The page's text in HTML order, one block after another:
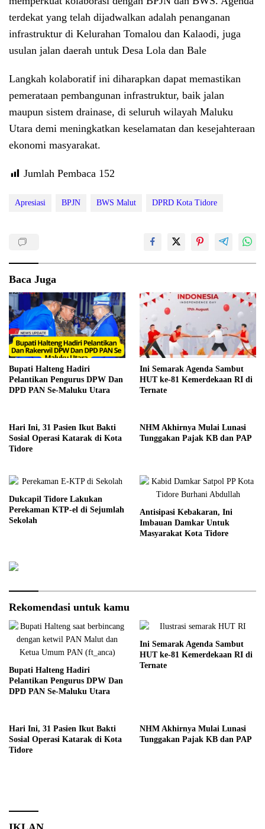
terdekat yang telah dijadwalkan adalah penanganan
infrastruktur di Kelurahan Tomalou dan Kalaodi, juga
usulan jalan daerah untuk Desa Lola dan Bale
​Langkah kolaboratif ini diharapkan dapat memastikan
pemerataan pembangunan infrastruktur, baik jalan
maupun sistem drainase, di seluruh wilayah Maluku
Utara demi meningkatkan keselamatan dan kesejahteraan
ekonomi masyarakat.
Jumlah Pembaca 152
Apresiasi BPJN BWS Malut DPRD Kota Tidore
Baca Juga
Bupati Halteng Hadiri
Pelantikan Pengurus DPW Dan
DPD PAN Se-Maluku Utara
Ini Semarak Agenda Sambut
HUT ke-81 Kemerdekaan RI di
Ternate
Hari Ini, 31 Pasien Ikut Bakti
Sosial Operasi Katarak di Kota
Tidore
NHM Akhirnya Mulai Lunasi
Tunggakan Pajak KB dan PAP
Dukcapil Tidore Lakukan
Perekaman KTP-el di Sejumlah
Sekolah
Antisipasi Kebakaran, Ini
Imbauan Damkar Untuk
Masyarakat Kota Tidore
Rekomendasi untuk kamu
Bupati Halteng Hadiri
Pelantikan Pengurus DPW Dan
DPD PAN Se-Maluku Utara
Ini Semarak Agenda Sambut
HUT ke-81 Kemerdekaan RI di
Ternate
Hari Ini, 31 Pasien Ikut Bakti
Sosial Operasi Katarak di Kota
Tidore
NHM Akhirnya Mulai Lunasi
Tunggakan Pajak KB dan PAP